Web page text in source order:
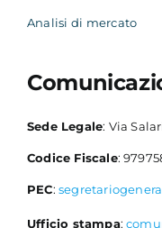
Analisi di mercato
Sede Legale: Via
Codice Fiscale:
PEC:
Ufficio stampa: